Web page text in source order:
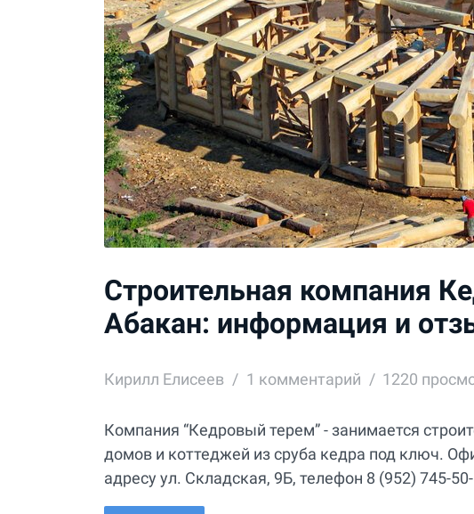
Строительная компания
Абакан: информация и
Кирилл Елисеев 1 комментарий 1220
Компания “Кедровый терем” - занимается
домов и коттеджей из сруба кедра под ключ.
адресу ул. Складская, 9Б, телефон 8 (952) 745-